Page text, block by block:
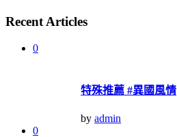
Recent Articles
0
特殊推薦 #異國風情
by admin
0